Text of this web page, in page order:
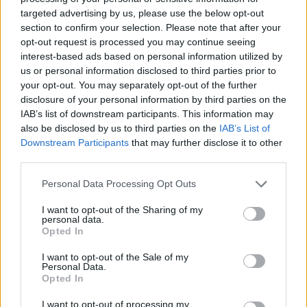
targeted advertising by us, please use the below opt-out
section to confirm your selection. Please note that after your
opt-out request is processed you may continue seeing
interest-based ads based on personal information utilized by
us or personal information disclosed to third parties prior to
your opt-out. You may separately opt-out of the further
disclosure of your personal information by third parties on the
IAB’s list of downstream participants. This information may
also be disclosed by us to third parties on the IAB’s List of
Downstream Participants that may further disclose it to other
Please note that this website/app uses one or more Google
not limited to your visit or usage behaviour. You may click to
grant or deny consent to Google and its third-party tags to
use your data for below specified purposes in below Google
consent section.
Personal Data Processing Opt Outs
I want to opt-out of the Sharing of my
personal data.
Opted In
I want to opt-out of the Sale of my
Personal Data.
Opted In
I want to opt-out of processing my
FORD PUMA ΑΠΟ 21.528 ΕΥΡΩ
TO NEO SUV ΤΗΣ RENAULT
OMODA -ΥΒΡΙΔΙΚΟ ΟΙΚΟΓΕΝΕΙΑΚΟ SUV ME 24.990 ΕΥΡΩ
TO RENAULT 4 ΕΠΙΣΤΡΕΦΕΙ -ΠΟΣΟ ΚΟΣΤΙΖΕΙ